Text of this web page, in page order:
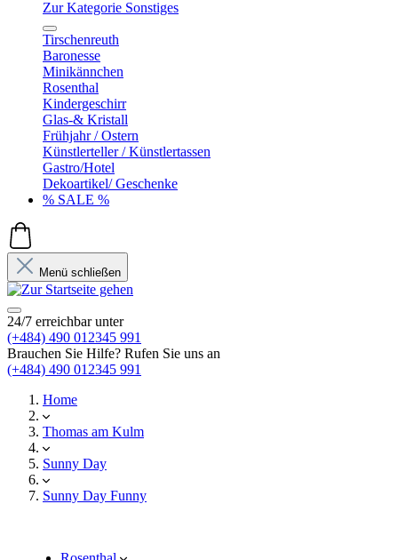
Zur Kategorie Sonstiges
Tirschenreuth
Baronesse
Minikännchen
Rosenthal
Kindergeschirr
Glas-& Kristall
Frühjahr / Ostern
Künstlerteller / Künstlertassen
Gastro/Hotel
Dekoartikel/ Geschenke
% SALE %
Menü schließen
24/7 erreichbar unter
(+484) 490 012345 991
Brauchen Sie Hilfe? Rufen Sie uns an
(+484) 490 012345 991
Home
Thomas am Kulm
Sunny Day
Sunny Day Funny